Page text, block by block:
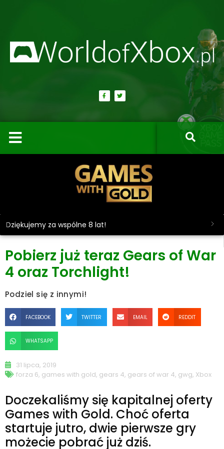
Dziękujemy za wspólne 8 lat!
Pobierz już teraz Gears of War
4 oraz Torchlight!
Podziel się z innymi!
FACEBOOK TWITTER EMAIL REDDIT
WHATSAPP
31 lipca, 2019
forza 6, games with gold, gears 4, gears of war 4, gwg, Xbox
Doczekaliśmy się kapitalnej oferty
Games with Gold. Choć oferta
startuje jutro, dwie pierwsze gry
możecie pobrać już dziś.